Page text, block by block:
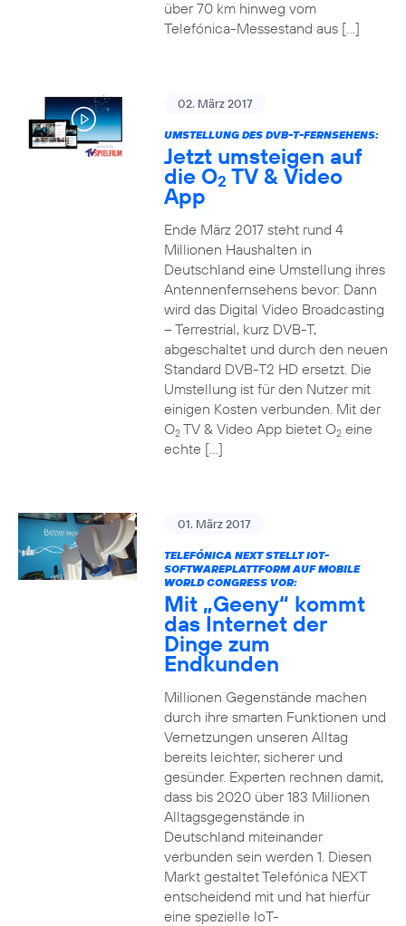
über 70 km hinweg vom
Telefónica-Messestand aus […]
02. März 2017
UMSTELLUNG DES DVB-T-FERNSEHENS:
Jetzt umsteigen auf
die O2 TV & Video
App
Ende März 2017 steht rund 4
Millionen Haushalten in
Deutschland eine Umstellung ihres
Antennenfernsehens bevor: Dann
wird das Digital Video Broadcasting
– Terrestrial, kurz DVB-T,
abgeschaltet und durch den neuen
Standard DVB-T2 HD ersetzt. Die
Umstellung ist für den Nutzer mit
einigen Kosten verbunden. Mit der
O2TV & Video App bietet O2eine
echte […]
01. März 2017
TELEFÓNICA NEXT STELLT IOT-
SOFTWAREPLATTFORM AUF MOBILE
WORLD CONGRESS VOR:
Mit „Geeny“ kommt
das Internet der
Dinge zum
Endkunden
Millionen Gegenstände machen
durch ihre smarten Funktionen und
Vernetzungen unseren Alltag
bereits leichter, sicherer und
gesünder. Experten rechnen damit,
dass bis 2020 über 183 Millionen
Alltagsgegenstände in
Deutschland miteinander
verbunden sein werden 1. Diesen
Markt gestaltet Telefónica NEXT
entscheidend mit und hat hierfür
eine spezielle IoT-